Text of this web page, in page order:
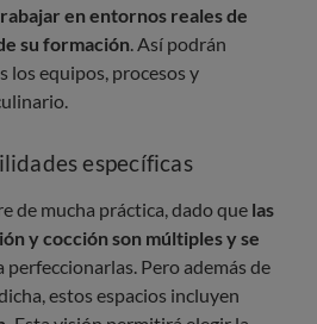
en entornos reales de
su formación. Así podrán
los equipos, procesos y
específicas
de mucha práctica, dado que las
y cocción son múltiples y se
perfeccionarlas. Pero además de
estos espacios incluyen